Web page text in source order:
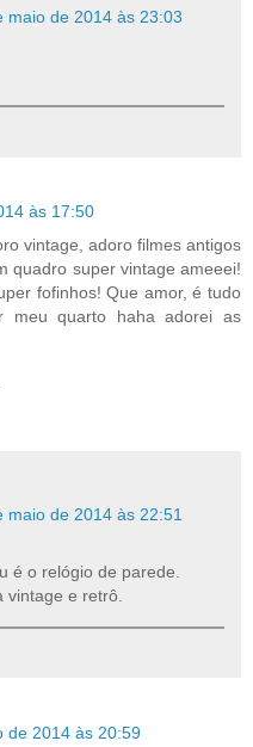
maio de 2014 às 23:03
às 17:50
vintage, adoro filmes antigos
quadro super vintage ameeei!
fofinhos! Que amor, é tudo
meu quarto haha adorei as
maio de 2014 às 22:51
é o relógio de parede.
e retrô.
de 2014 às 20:59